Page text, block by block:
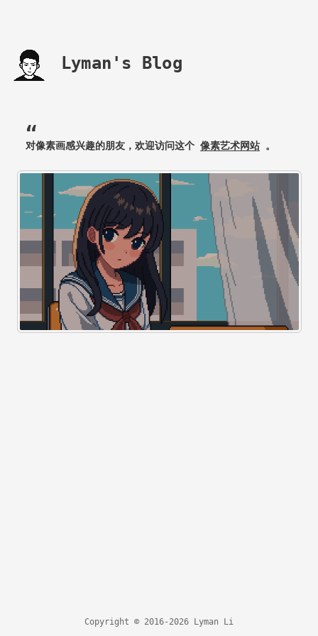
Lyman's Blog
对像素画感兴趣的朋友，欢迎访问这个 像素艺术网站 。
Copyright © 2016-2026 Lyman Li